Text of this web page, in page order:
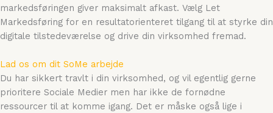
markedsføringen giver maksimalt afkast. Vælg Let
Markedsføring for en resultatorienteret tilgang til at styrke din
digitale tilstedeværelse og drive din virksomhed fremad.
Lad os om dit SoMe arbejde
Du har sikkert travlt i din virksomhed, og vil egentlig gerne
prioritere Sociale Medier men har ikke de fornødne
ressourcer til at komme igang. Det er måske også lige i